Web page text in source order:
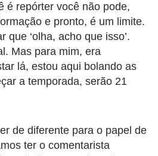
é repórter você não pode,
e pronto, é um limite.
que ‘olha, acho que isso’.
Mas para mim, era
lá, estou aqui bolando as
a temporada, serão 21
de diferente para o papel de
ter o comentarista